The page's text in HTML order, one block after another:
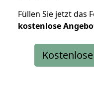
Füllen Sie jetzt das
kostenlose